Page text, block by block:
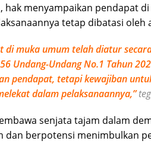
hak menyampaikan pendapat
tetap dibatasi oleh
di muka umum telah diatur
Undang-Undang No.1 Tahun
pendapat, tetapi kewajiban
dalam pelaksanaannya,”
senjata tajam dalam
dan berpotensi menimbulkan